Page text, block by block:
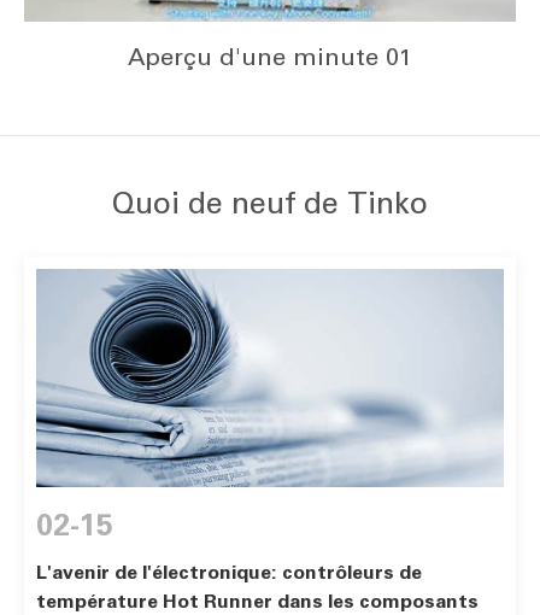
Aperçu d'une minute 01
Quoi de neuf de Tinko
02-15
L'avenir de l'électronique: contrôleurs de
température Hot Runner dans les composants